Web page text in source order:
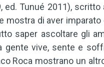
ed. Tunué 2011),
mostra di aver
saper ascoltare gli
gente vive, sente e
Roca mostrano un